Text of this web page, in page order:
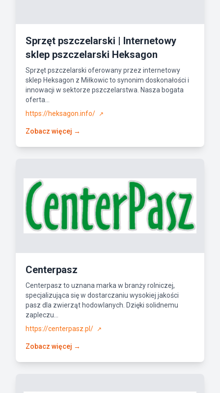
Sprzęt pszczelarski | Internetowy
sklep pszczelarski Heksagon
Sprzęt pszczelarski oferowany przez internetowy
sklep Heksagon z Miłkowic to synonim doskonałości i
innowacji w sektorze pszczelarstwa. Nasza bogata
oferta...
https://heksagon.info/
↗
Zobacz więcej →
Centerpasz
Centerpasz to uznana marka w branży rolniczej,
specjalizująca się w dostarczaniu wysokiej jakości
pasz dla zwierząt hodowlanych. Dzięki solidnemu
zapleczu...
https://centerpasz.pl/
↗
Zobacz więcej →